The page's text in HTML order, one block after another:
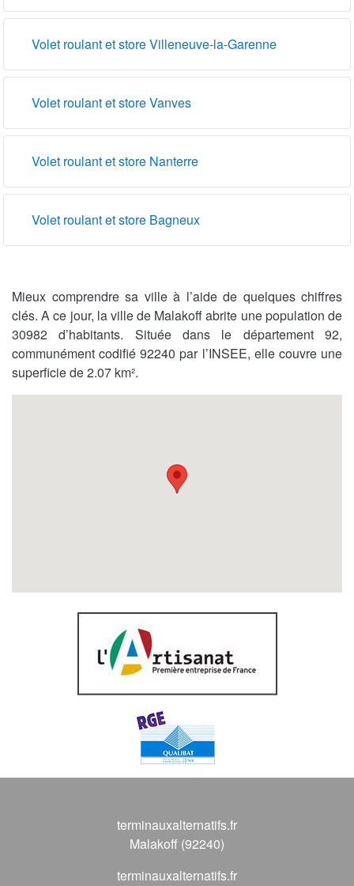
Volet roulant et store Villeneuve-la-Garenne
Volet roulant et store Vanves
Volet roulant et store Nanterre
Volet roulant et store Bagneux
Mieux comprendre sa ville à l’aide de quelques chiffres
clés. A ce jour, la ville de Malakoff abrite une population de
30982 d’habitants. Située dans le département 92,
communément codifié 92240 par l’INSEE, elle couvre une
superficie de 2.07 km².
terminauxalternatifs.fr
Malakoff (92240)
terminauxalternatifs.fr